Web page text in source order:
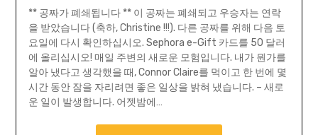
** 공짜가 폐쇄됩니다 ** 이 공짜는 폐쇄되고 우승자는 연락
을 받았습니다 (축하, Christine !!!). 다른 공짜를 위해 다음 토
요일에 다시 확인하십시오. Sephora e-Gift 카드를 50 달러
에 올리십시오! 매일 주변의 새로운 모험입니다. 내가 뭔가를
알아 냈다고 생각했을 때, Connor Claire를 먹이고 한 번에 몇
시간 동안 잠을 자리려면 좋은 일상을 밝혀 냈습니다. – 새로
운 일이 발생합니다. 어젯밤에…